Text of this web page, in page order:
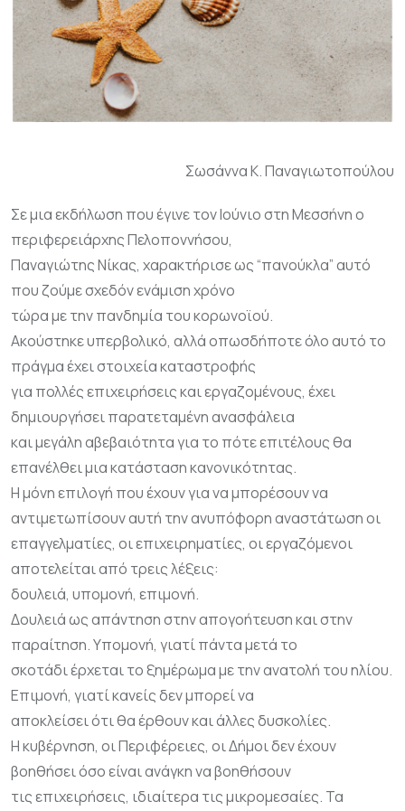
Σωσάννα Κ. Παναγιωτοπούλου
Σε μια εκδήλωση που έγινε τον Ιούνιο στη Μεσσήνη ο
περιφερειάρχης Πελοποννήσου,
Παναγιώτης Νίκας, χαρακτήρισε ως “πανούκλα” αυτό
που ζούμε σχεδόν ενάμιση χρόνο
τώρα με την πανδημία του κορωνοϊού.
Ακούστηκε υπερβολικό, αλλά οπωσδήποτε όλο αυτό το
πράγμα έχει στοιχεία καταστροφής
για πολλές επιχειρήσεις και εργαζομένους, έχει
δημιουργήσει παρατεταμένη ανασφάλεια
και μεγάλη αβεβαιότητα για το πότε επιτέλους θα
επανέλθει μια κατάσταση κανονικότητας.
Η μόνη επιλογή που έχουν για να μπορέσουν να
αντιμετωπίσουν αυτή την ανυπόφορη αναστάτωση οι
επαγγελματίες, οι επιχειρηματίες, οι εργαζόμενοι
αποτελείται από τρεις λέξεις:
δουλειά, υπομονή, επιμονή.
Δουλειά ως απάντηση στην απογοήτευση και στην
παραίτηση. Υπομονή, γιατί πάντα μετά το
σκοτάδι έρχεται το ξημέρωμα με την ανατολή του ηλίου.
Επιμονή, γιατί κανείς δεν μπορεί να
αποκλείσει ότι θα έρθουν και άλλες δυσκολίες.
Η κυβέρνηση, οι Περιφέρειες, οι Δήμοι δεν έχουν
βοηθήσει όσο είναι ανάγκη να βοηθήσουν
τις επιχειρήσεις, ιδιαίτερα τις μικρομεσαίες. Τα